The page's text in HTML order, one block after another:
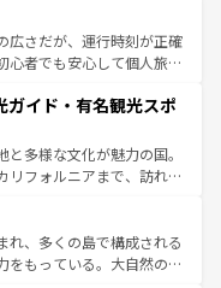
。 なお、新着の
参照してほしい。
た、優雅なアフタヌーン
ない英国パブ、サッカー観
体験も豊富。イギリスを旅
広さだが、運行時刻が正確
心者でも安心して個人旅行
スならではのユニークな
でなく町歩きも満喫する
ため物価も高いが、旅行
スもあり、うまく活用すれ
ガイド・有名観光スポ
多様な文化が魅力の国。
リフォルニアまで、訪れる
ッピング、エンターテイ
ポットだ。一方、アメリカ
ンドキャニオンやイエロー
れ、多くの島で構成される
をもっている。大自然の神